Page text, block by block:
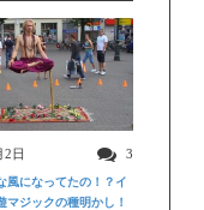
2日 3
風になってたの！？イ
マジックの種明かし！